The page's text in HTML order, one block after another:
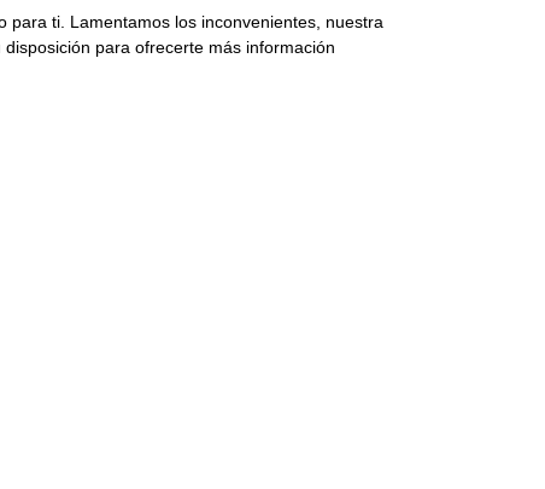
para ti. Lamentamos los inconvenientes, nuestra
disposición para ofrecerte más información